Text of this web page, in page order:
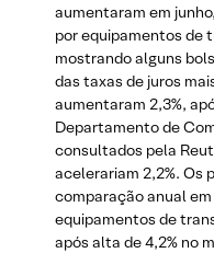
aumentaram em
por equipamentos de
mostrando alguns
das taxas de juros
aumentaram 2,3%,
Departamento de
consultados pela
acelerariam 2,2%. Os
comparação anual
equipamentos de
após alta de 4,2% no